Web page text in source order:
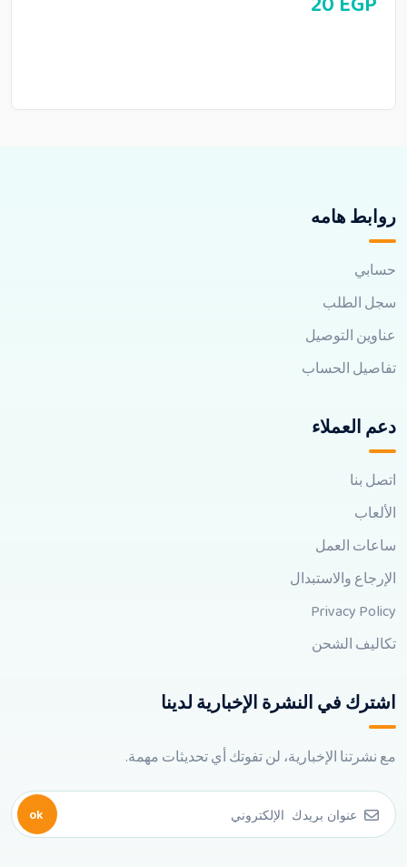
روابط هامه
حسابي
سجل الطلب
عناوين التوصيل
تفاصيل الحساب
دعم العملاء
اتصل بنا
الألعاب
ساعات العمل
الإرجاع والاستبدال
Privacy Policy
تكاليف الشحن
اشترك في النشرة الإخبارية لدينا
مع نشرتنا الإخبارية، لن تفوتك أي تحديثات مهمة.
ok